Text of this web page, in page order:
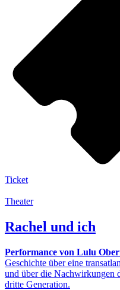
Ticket
Theater
Rachel und ich
Performance von Lulu
Geschichte über eine
und über die Nachwirkungen
dritte Generation.